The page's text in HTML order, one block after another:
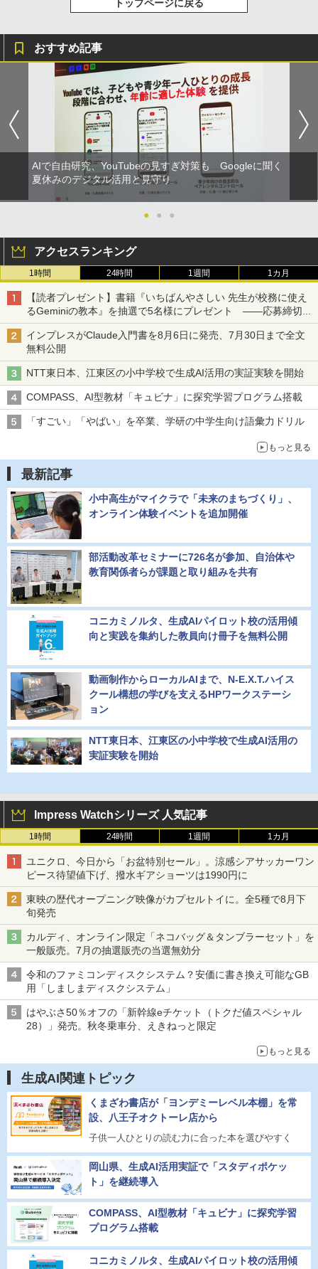
トップページに戻る
おすすめ記事
AIで自由研究、YouTubeの見すぎ対策も Googleに聞く
夏休みのデジタル活用と見守り
● ● ●
アクセスランキング
1時間 24時間 1週間 1カ月
【読者プレゼント】書籍『いちばんやさしい 先生が校務に使え
るGeminiの教本』を抽選で5名様にプレゼント ――応募締切は
2026年8月12日（水）まで
インプレスがClaude入門書を8月6日に発売、7月30日まで全文
無料公開
NTT東日本、江東区の小中学校で生成AI活用の実証実験を開始
COMPASS、AI型教材「キュビナ」に探究学習プログラム搭載
「すごい」「やばい」を卒業、学研の中学生向け語彙力ドリル
もっと見る
最新記事
小中高生がマイクラで「未来のまちづくり」、
オンライン体験イベントを追加開催
部活動改革セミナーに726名が参加、自治体や
教育関係者らが課題と取り組みを共有
コニカミノルタ、生成AIパイロット校の活用傾
向と実践を集約した教員向け冊子を無料公開
動画制作からローカルAIまで、N-E.X.T.ハイス
クール構想の学びを支えるHPワークステーシ
ョン
NTT東日本、江東区の小中学校で生成AI活用の
実証実験を開始
Impress Watchシリーズ 人気記事
1時間 24時間 1週間 1カ月
ユニクロ、今日から「お盆特別セール」。涼感シアサッカーワン
ピース待望値下げ、撥水ギアショーツは1990円に
東映の歴代オープニング映像がカプセルトイに。全5種で8月下
旬発売
カルディ、オンライン限定「ネコバッグ＆タンブラーセット」を
一般販売。7月の抽選販売の当選無効分
令和のファミコンディスクシステム？安価に書き換え可能なGB
用「しましまディスクシステム」
はやぶさ50％オフの「新幹線eチケット（トクだ値スペシャル
28）」発売。秋冬乗車分、えきねっと限定
もっと見る
生成AI関連トピック
くまざわ書店が「ヨンデミーレベル本棚」を常
設、八王子オクトーレ店から
子供一人ひとりの読む力に合った本を選びやすく
岡山県、生成AI活用実証で「スタディポケッ
ト」を継続導入
COMPASS、AI型教材「キュビナ」に探究学習
プログラム搭載
コニカミノルタ、生成AIパイロット校の活用傾